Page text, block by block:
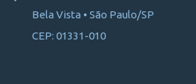
Bela Vista • São Paulo/SP
CEP: 01331-010